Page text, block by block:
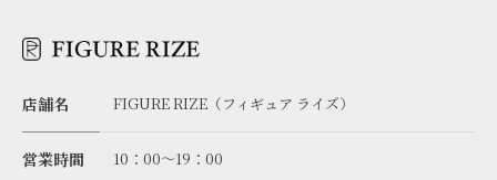
店舗名 FIGURE RIZE（フィギュア ライズ）
営業時間 10：00～19：00